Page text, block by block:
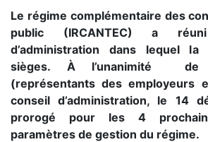
Le régime complémentaire des
public (IRCANTEC) a
d’administration dans lequel
sièges. À l’unanimité de
(représentants des employeurs
conseil d’administration, le 14
prorogé pour les 4
paramètres de gestion du régime.